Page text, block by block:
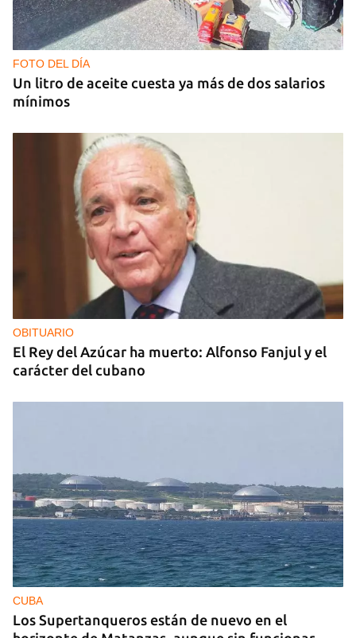
FOTO DEL DÍA
Un litro de aceite cuesta ya más de dos salarios
mínimos
OBITUARIO
El Rey del Azúcar ha muerto: Alfonso Fanjul y el
carácter del cubano
CUBA
Los Supertanqueros están de nuevo en el